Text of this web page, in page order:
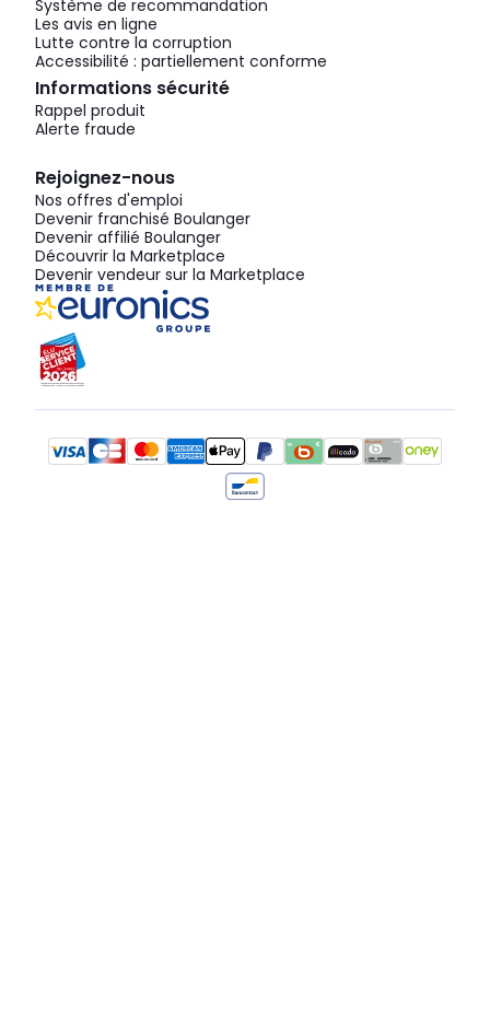
Système de recommandation
Les avis en ligne
Lutte contre la corruption
Accessibilité : partiellement conforme
Informations sécurité
Rappel produit
Alerte fraude
Rejoignez-nous
Nos offres d'emploi
Devenir franchisé Boulanger
Devenir affilié Boulanger
Découvrir la Marketplace
Devenir vendeur sur la Marketplace